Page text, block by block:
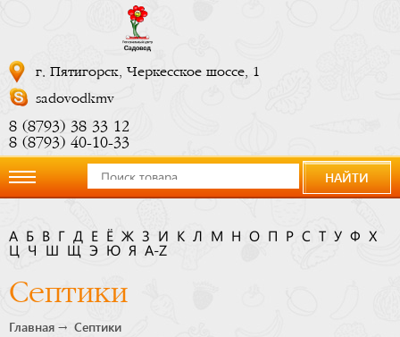
г. Пятигорск, Черкесское шоссе, 1
sadovodkmv
8 (8793) 38 33 12
8 (8793) 40-10-33
компании
Новости
НАЙТИ
А Б В Г Д Е Ё Ж З И К Л М Н О П Р С Т У Ф
Х
Ч Э Ю Я A-Z
Септики
Главная Септики